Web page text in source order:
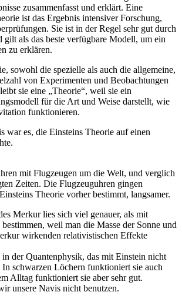
zusammenfasst und erklärt. Eine
ist das Ergebnis intensiver Forschung,
Sie ist in der Regel sehr gut durch
gilt als das beste verfügbare Modell, um ein
zu erklären.
sowohl die spezielle als auch die allgemeine,
von Experimenten und Beobachtungen
sie eine „Theorie“, weil sie ein
für die Art und Weise darstellt, wie
funktionieren.
war es, die Einsteins Theorie auf einen
mit Flugzeugen um die Welt, und verglich
Zeiten. Die Flugzeuguhren gingen
Theorie vorher bestimmt, langsamer.
Merkur lies sich viel genauer, als mit
weil man die Masse der Sonne und
wirkenden relativistischen Effekte
der Quantenphysik, das mit Einstein nicht
schwarzen Löchern funktioniert sie auch
Alltag funktioniert sie aber sehr gut.
unsere Navis nicht benutzen.